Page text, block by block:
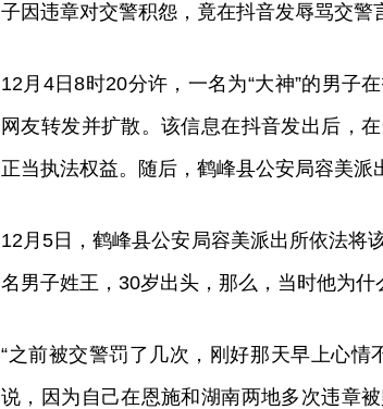
子因违章对交警积怨，竟在抖音发辱骂交警
12月4日8时20分许，一名为“大神”的男子
网友转发并扩散。该信息在抖音发出后，
正当执法权益。随后，鹤峰县公安局容美派
12月5日，鹤峰县公安局容美派出所依法将
名男子姓王，30岁出头，那么，当时他为什
“之前被交警罚了几次，刚好那天早上心情
说，因为自己在恩施和湖南两地多次违章